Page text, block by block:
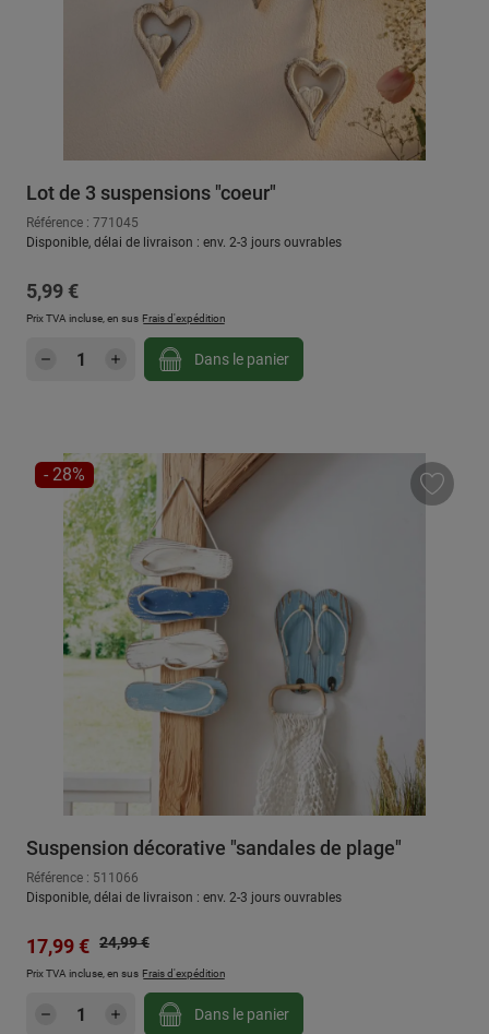
Lot de 3 suspensions "coeur"
Référence : 771045
Disponible, délai de livraison : env. 2-3 jours ouvrables
Prix régulier :
5,99 €
Prix TVA incluse, en sus Frais d'expédition
Quantité de produit : Entrez la quantité
Dans le panier
RÉDUCTION
- 28%
Suspension décorative "sandales de plage"
Référence : 511066
Disponible, délai de livraison : env. 2-3 jours ouvrables
Prix de vente :
17,99 € Prix régulier :
24,99 €
Prix TVA incluse, en sus Frais d'expédition
Quantité de produit : Entrez la quantité
Dans le panier